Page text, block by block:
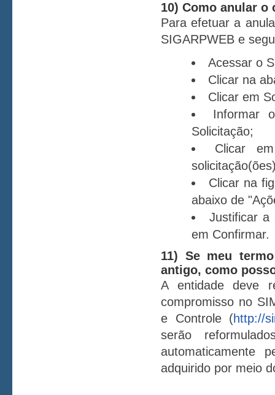
10) Como anular o
Para efetuar a
SIGARPWEB e
Acessar o
Clicar na
Clicar em
Informar
Solicitação;
Clicar
Clicar na
abaixo de
Justificar a
em Confirmar.
11) Se meu
antigo, como
A entidade deve
compromisso no
e Controle (http://
serão
automaticamente
adquirido por meio